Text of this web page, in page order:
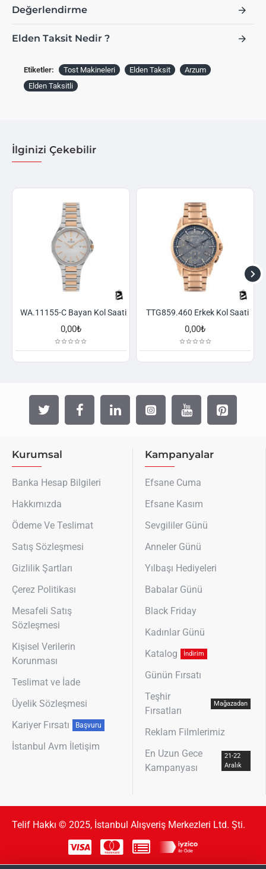
Değerlendirme
Elden Taksit Nedir ?
Etiketler: Tost Makineleri Elden Taksit
Arzum
Elden Taksitli
İlginizi Çekebilir
WA.11155-C Bayan Kol Saati
0,00₺
TTG859.460 Erkek Kol Saati
0,00₺
Kurumsal
Banka Hesap Bilgileri
Hakkımızda
Ödeme Ve Teslimat
Satış Sözleşmesi
Gizlilik Şartları
Çerez Politikası
Mesafeli Satış
Sözleşmesi
Kişisel Verilerin
Korunması
Teslimat ve İade
Üyelik Sözleşmesi
Kariyer Fırsatı
Başvuru
İstanbul Avm İletişim
Kampanyalar
Efsane Cuma
Efsane Kasım
Sevgililer Günü
Anneler Günü
Yılbaşı Hediyeleri
Babalar Günü
Black Friday
Kadınlar Günü
Katalog
İndirim
Günün Fırsatı
Teşhir
Fırsatları
Mağazadan
Reklam Filmlerimiz
En Uzun Gece
Kampanyası
21-22
Aralık
Telif Hakkı © 2025, İstanbul Alışveriş Merkezleri Ltd. Şti.